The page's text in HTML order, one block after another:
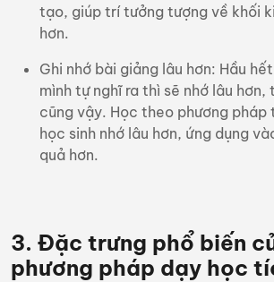
tạo, giúp trí tưởng tượng về khối
hơn.
Ghi nhớ bài giảng lâu hơn: Hầu
mình tự nghĩ ra thì sẽ nhớ lâu hơn,
cũng vậy. Học theo phương pháp
học sinh nhớ lâu hơn, ứng dụng
quả hơn.
3. Đặc trưng phổ biến
phương pháp dạy học